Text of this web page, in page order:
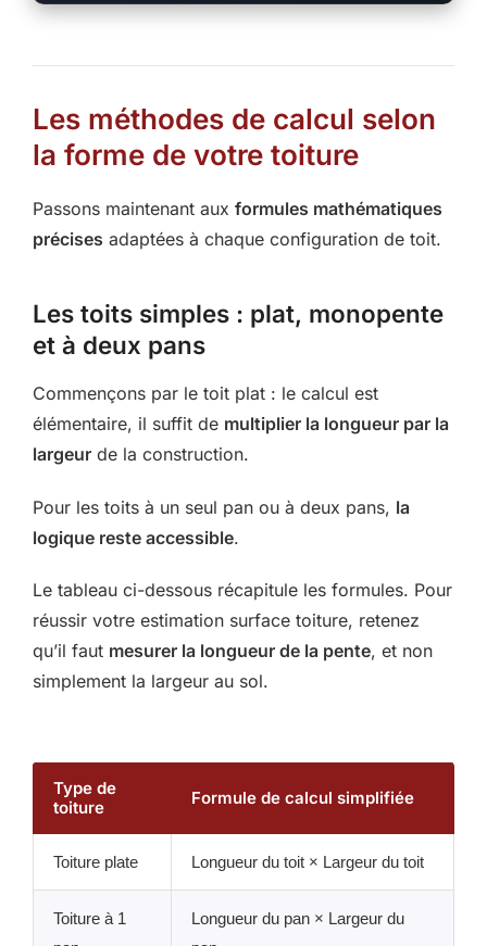
Les méthodes de calcul selon
la forme de votre toiture
Passons maintenant aux formules mathématiques
précises adaptées à chaque configuration de toit.
Les toits simples : plat, monopente
et à deux pans
Commençons par le toit plat : le calcul est
élémentaire, il suffit de multiplier la longueur par la
largeur de la construction.
Pour les toits à un seul pan ou à deux pans, la
logique reste accessible.
Le tableau ci-dessous récapitule les formules. Pour
réussir votre estimation surface toiture, retenez
qu’il faut mesurer la longueur de la pente, et non
simplement la largeur au sol.
Type de
toiture
Formule de calcul simplifiée
Toiture plate Longueur du toit × Largeur du toit
Toiture à 1
Longueur du pan × Largeur du